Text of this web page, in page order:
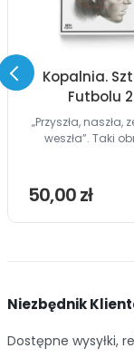
Kopalnia.
Futbolu 2
„Przyszła, naszła,
weszła”. Taki
50,00 zł
Niezbędnik
Dostępne wysyłki,